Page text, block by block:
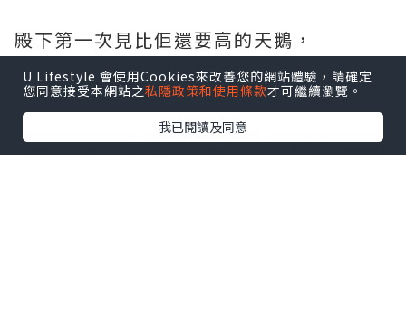
殿下第一次見比佢還要高的天鵝，
初初有啲驚，之後餵鵝愈餵愈開心。
點擊圖片放大
U Lifestyle 會使用Cookies來改善您的網站體驗，請確定
您同意接受本網站之私隱政策和使用條款才可繼續瀏覽。
我已閱讀及同意